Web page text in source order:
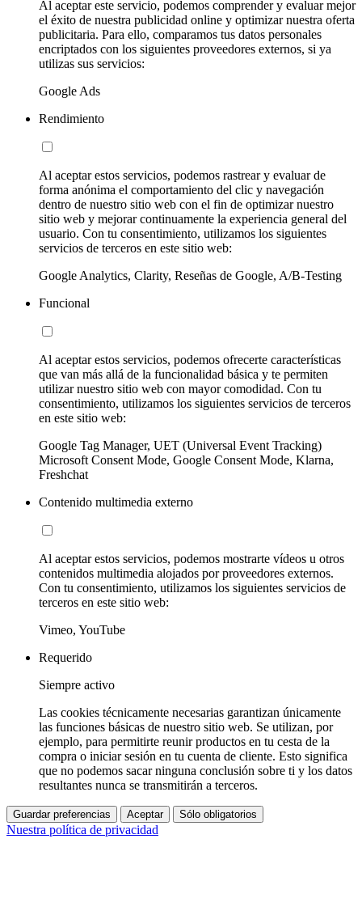
Al aceptar este servicio, podemos comprender y evaluar mejor
el éxito de nuestra publicidad online y optimizar nuestra oferta
publicitaria. Para ello, comparamos tus datos personales
encriptados con los siguientes proveedores externos, si ya
utilizas sus servicios:
Google Ads
Rendimiento
Al aceptar estos servicios, podemos rastrear y evaluar de
forma anónima el comportamiento del clic y navegación
dentro de nuestro sitio web con el fin de optimizar nuestro
sitio web y mejorar continuamente la experiencia general del
usuario. Con tu consentimiento, utilizamos los siguientes
servicios de terceros en este sitio web:
Google Analytics, Clarity, Reseñas de Google, A/B-Testing
Funcional
Al aceptar estos servicios, podemos ofrecerte características
que van más allá de la funcionalidad básica y te permiten
utilizar nuestro sitio web con mayor comodidad. Con tu
consentimiento, utilizamos los siguientes servicios de terceros
en este sitio web:
Google Tag Manager, UET (Universal Event Tracking)
Microsoft Consent Mode, Google Consent Mode, Klarna,
Freshchat
Contenido multimedia externo
Al aceptar estos servicios, podemos mostrarte vídeos u otros
contenidos multimedia alojados por proveedores externos.
Con tu consentimiento, utilizamos los siguientes servicios de
terceros en este sitio web:
Vimeo, YouTube
Requerido
Siempre activo
Las cookies técnicamente necesarias garantizan únicamente
las funciones básicas de nuestro sitio web. Se utilizan, por
ejemplo, para permitirte reunir productos en tu cesta de la
compra o iniciar sesión en tu cuenta de cliente. Esto significa
que no podemos sacar ninguna conclusión sobre ti y los datos
resultantes nunca se transmitirán a terceros.
Guardar preferencias Aceptar Sólo obligatorios
Nuestra política de privacidad